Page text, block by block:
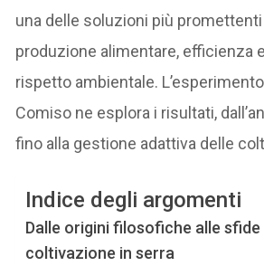
una delle soluzioni più
produzione alimentare, efficienza
rispetto ambientale.
Comiso ne esplora i risultati,
fino alla gestione adattiva delle
Indice degli argomenti
Dalle origini filosofiche alle
coltivazione in serra